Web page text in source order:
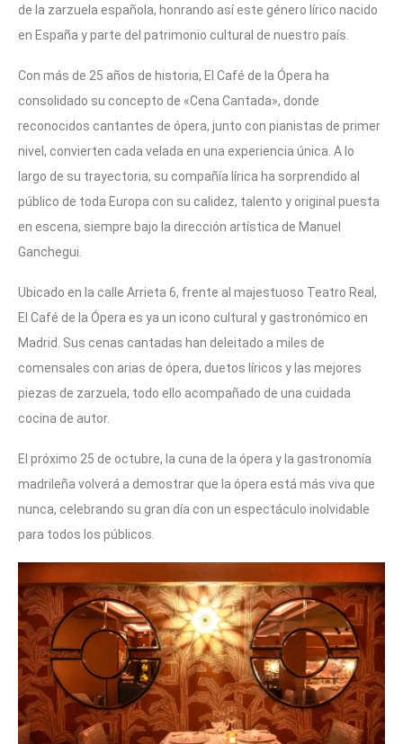
de la zarzuela española, honrando así este género lírico nacido
en España y parte del patrimonio cultural de nuestro país.
Con más de 25 años de historia, El Café de la Ópera ha
consolidado su concepto de «Cena Cantada», donde
reconocidos cantantes de ópera, junto con pianistas de primer
nivel, convierten cada velada en una experiencia única. A lo
largo de su trayectoria, su compañía lírica ha sorprendido al
público de toda Europa con su calidez, talento y original puesta
en escena, siempre bajo la dirección artística de Manuel
Ganchegui.
Ubicado en la calle Arrieta 6, frente al majestuoso Teatro Real,
El Café de la Ópera es ya un icono cultural y gastronómico en
Madrid. Sus cenas cantadas han deleitado a miles de
comensales con arias de ópera, duetos líricos y las mejores
piezas de zarzuela, todo ello acompañado de una cuidada
cocina de autor.
El próximo 25 de octubre, la cuna de la ópera y la gastronomía
madrileña volverá a demostrar que la ópera está más viva que
nunca, celebrando su gran día con un espectáculo inolvidable
para todos los públicos.